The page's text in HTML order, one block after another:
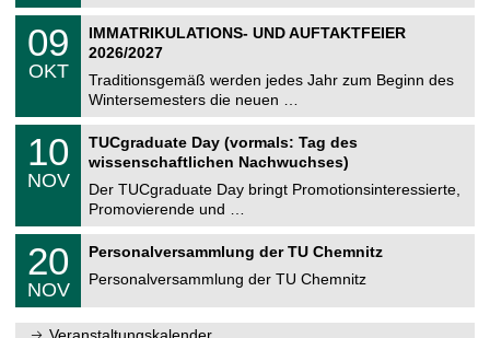
n2
0
2
6
n
0
9
1
2
0
2
6
09
OKT
IMMATRIKULATIONS- UND AUFTAKTFEIER
2026/2027
Traditionsgemäß werden jedes Jahr zum Beginn des
Wintersemesters die neuen …
m
e
n
1
.
1
2
0
2
6
10
NOV
TUCgraduate Day (vormals: Tag des
wissenschaftlichen Nachwuchses)
Der TUCgraduate Day bringt Promotionsinteressierte,
Promovierende und …
e
m
2
0
.
1
20
NOV
Personalversammlung der TU Chemnitz
Personalversammlung der TU Chemnitz
Veranstaltungskalender